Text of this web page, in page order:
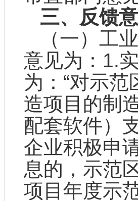
三、反馈
（一）工
意见为：1.
为：“对示
造项目的制
配套软件）
企业积极申
息的，示范
项目年度示